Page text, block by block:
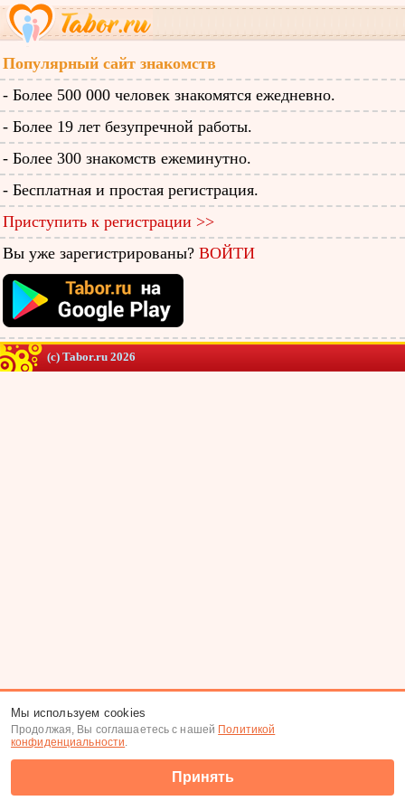
Популярный сайт знакомств
- Более 500 000 человек знакомятся ежедневно.
- Более 19 лет безупречной работы.
- Более 300 знакомств ежеминутно.
- Бесплатная и простая регистрация.
Приступить к регистрации >>
Вы уже зарегистрированы? ВОЙТИ
(c) Tabor.ru 2026
Мы используем cookies
Продолжая, Вы соглашаетесь с нашей Политикой
конфиденциальности.
Принять